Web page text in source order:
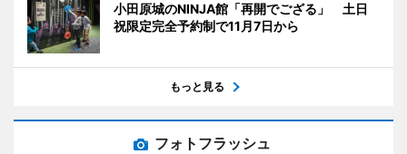
小田原城のNINJA館「再開でござる」 土日
祝限定完全予約制で11月7日から
もっと見る
フォトフラッシュ